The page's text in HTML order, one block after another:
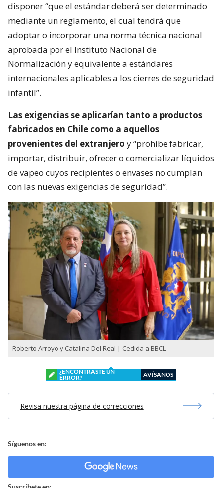
disponer “que el estándar deberá ser determinado
mediante un reglamento, el cual tendrá que
adoptar o incorporar una norma técnica nacional
aprobada por el Instituto Nacional de
Normalización y equivalente a estándares
internacionales aplicables a los cierres de seguridad
infantil”.
Las exigencias se aplicarían tanto a productos
fabricados en Chile como a aquellos
provenientes del extranjero y “prohíbe fabricar,
importar, distribuir, ofrecer o comercializar líquidos
de vapeo cuyos recipientes o envases no cumplan
con las nuevas exigencias de seguridad”.
Roberto Arroyo y Catalina Del Real | Cedida a BBCL
¿ENCONTRASTE UN
ERROR?
AVÍSANOS
Revisa nuestra página de correcciones
Síguenos en:
Suscríbete en: